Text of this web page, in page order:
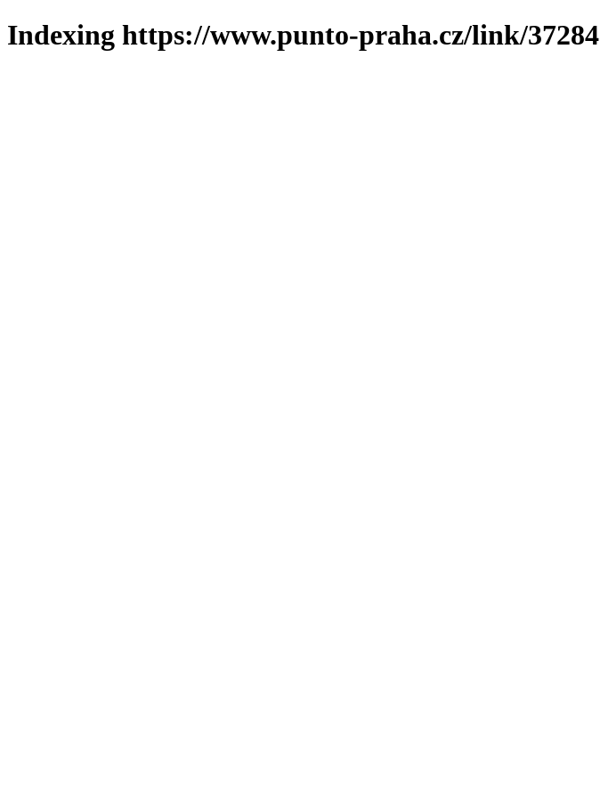
Indexing https://www.punto-praha.cz/link/37284